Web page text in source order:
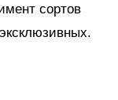
сортов